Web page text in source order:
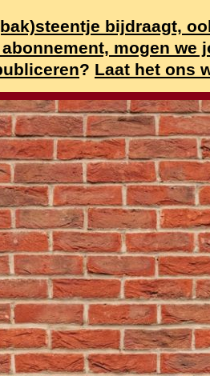
bijdraagt,
mogen we
? Laat het ons